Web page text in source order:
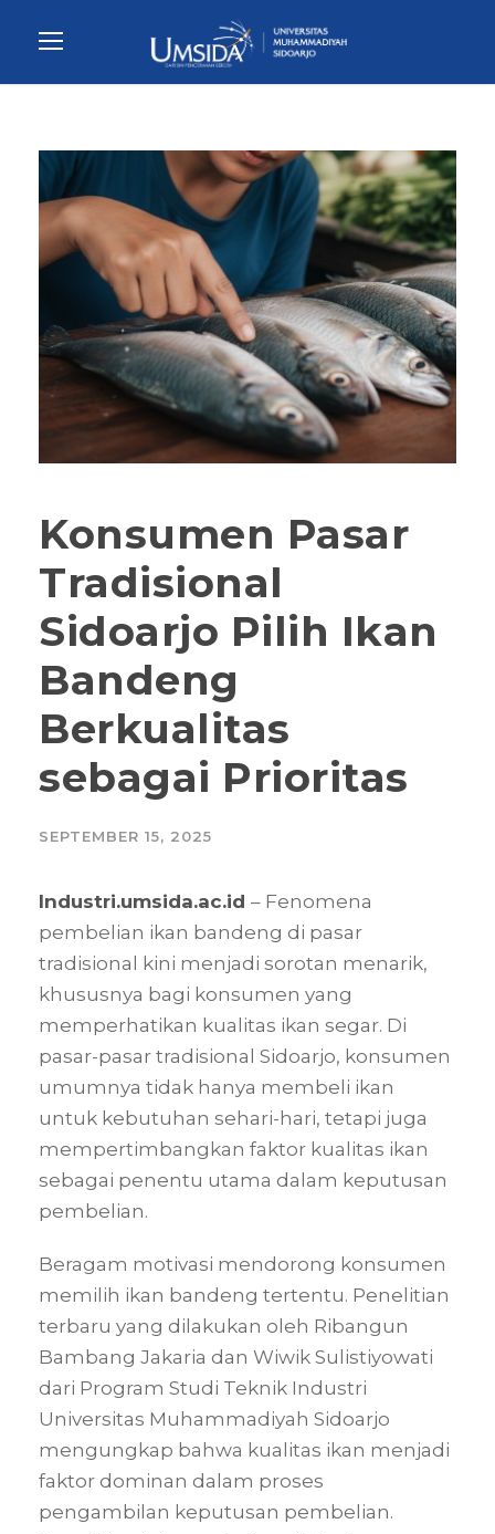
Konsumen Pasar
Tradisional
Sidoarjo Pilih Ikan
Bandeng
Berkualitas
sebagai Prioritas
SEPTEMBER 15, 2025
Industri.umsida.ac.id – Fenomena
pembelian ikan bandeng di pasar
tradisional kini menjadi sorotan menarik,
khususnya bagi konsumen yang
memperhatikan kualitas ikan segar. Di
pasar-pasar tradisional Sidoarjo, konsumen
umumnya tidak hanya membeli ikan
untuk kebutuhan sehari-hari, tetapi juga
mempertimbangkan faktor kualitas ikan
sebagai penentu utama dalam keputusan
pembelian.
Beragam motivasi mendorong konsumen
memilih ikan bandeng tertentu. Penelitian
terbaru yang dilakukan oleh Ribangun
Bambang Jakaria dan Wiwik Sulistiyowati
dari Program Studi Teknik Industri
Universitas Muhammadiyah Sidoarjo
mengungkap bahwa kualitas ikan menjadi
faktor dominan dalam proses
pengambilan keputusan pembelian.